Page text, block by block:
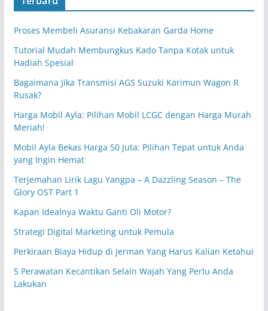
Proses Membeli Asuransi Kebakaran Garda Home
Tutorial Mudah Membungkus Kado Tanpa Kotak untuk
Hadiah Spesial
Bagaimana Jika Transmisi AGS Suzuki Karimun Wagon R
Rusak?
Harga Mobil Ayla: Pilihan Mobil LCGC dengan Harga Murah
Meriah!
Mobil Ayla Bekas Harga 50 Juta: Pilihan Tepat untuk Anda
yang Ingin Hemat
Terjemahan Lirik Lagu Yangpa – A Dazzling Season – The
Glory OST Part 1
Kapan Idealnya Waktu Ganti Oli Motor?
Strategi Digital Marketing untuk Pemula
Perkiraan Biaya Hidup di Jerman Yang Harus Kalian Ketahui
5 Perawatan Kecantikan Selain Wajah Yang Perlu Anda
Lakukan